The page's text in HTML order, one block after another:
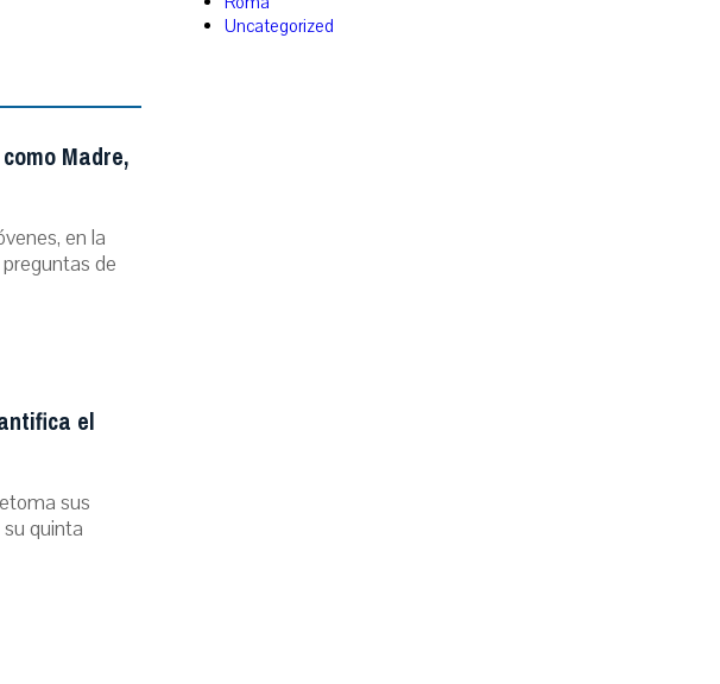
Madre,
en la
de
el
sus
quinta
Uncategorized